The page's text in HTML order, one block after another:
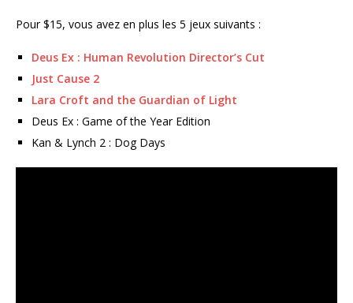
Pour $15, vous avez en plus les 5 jeux suivants :
Deus Ex : Human Revolution Director’s Cut
Just Cause 2
Lara Croft and the Guardian of Light
Deus Ex : Game of the Year Edition
Kan & Lynch 2 : Dog Days